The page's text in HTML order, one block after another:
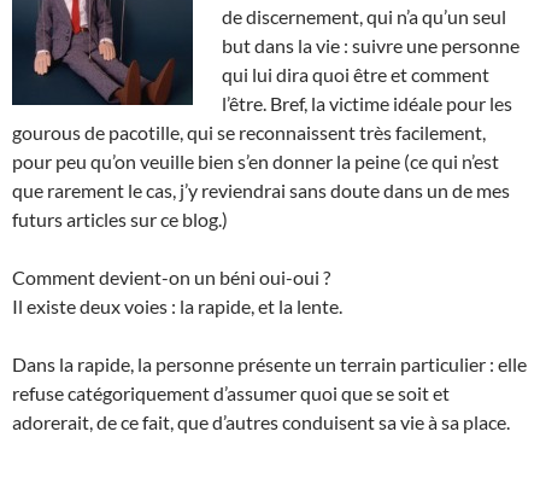
de discernement, qui n’a qu’un seul
but dans la vie : suivre une personne
qui lui dira quoi être et comment
l’être. Bref, la victime idéale pour les
gourous de pacotille, qui se reconnaissent très facilement,
pour peu qu’on veuille bien s’en donner la peine (ce qui n’est
que rarement le cas, j’y reviendrai sans doute dans un de mes
futurs articles sur ce blog.)
Comment devient-on un béni oui-oui ?
Il existe deux voies : la rapide, et la lente.
Dans la rapide, la personne présente un terrain particulier : elle
refuse catégoriquement d’assumer quoi que se soit et
adorerait, de ce fait, que d’autres conduisent sa vie à sa place.